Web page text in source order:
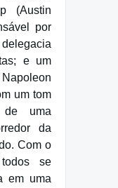
(Austin
por
e um
um tom
de uma
da
Com o
se
em uma